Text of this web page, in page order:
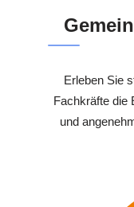
Erleben Sie
Fachkräfte die
und